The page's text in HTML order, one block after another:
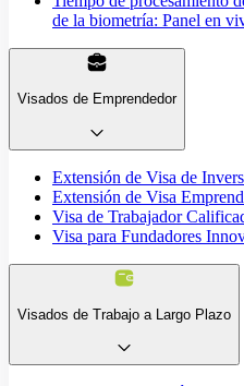
de la biometría: Panel en
Visados de Emprendedor
Extensión de Visa de
Extensión de Visa
Visa de Trabajador
Visa para Fundadores
Visados de Trabajo a Largo Plazo